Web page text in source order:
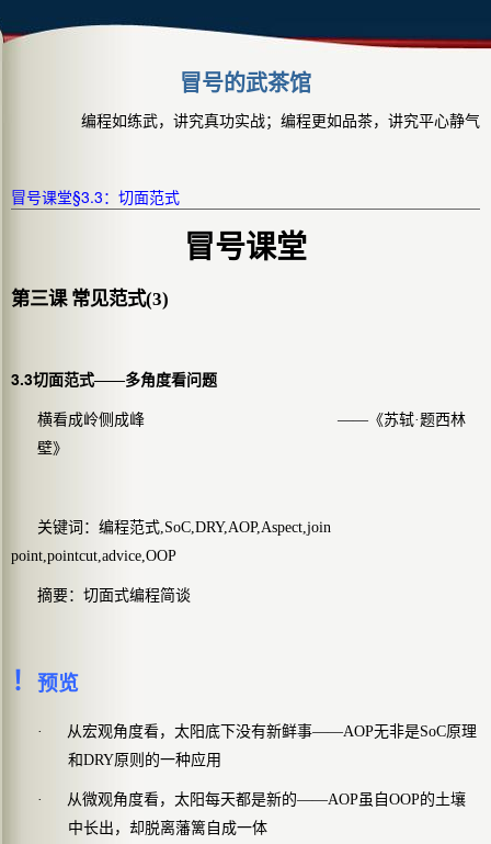
冒号的武茶馆
编程如练武，讲究真功实战；编程更如品茶，讲究平心静气
冒号课堂§3.3：切面范式
冒号课堂
第三课 常见范式(3)
3.3切面范式——多角度看问题
横看成岭侧成峰
——《苏轼·题西林
壁》
关键词：编程范式 ,SoC,DRY,AOP,Aspect,join
point,pointcut,advice,OOP
摘要： 切面式编程简谈
！ 预览
·
从宏观角度看，太阳底下没有新鲜事——AOP无非是SoC原理
和DRY原则的一种应用
·
从微观角度看，太阳每天都是新的——AOP虽自OOP的土壤
中长出，却脱离藩篱自成一体